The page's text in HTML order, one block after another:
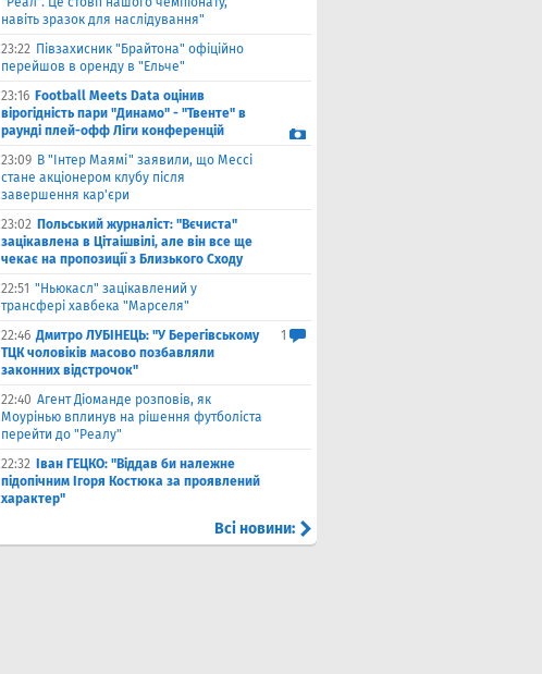
навіть зразок для наслідування"
23:22 Півзахисник "Брайтона" офіційно
перейшов в оренду в "Ельче"
23:16 Football Meets Data оцінив
вірогідність пари "Динамо" - "Твенте" в
раунді плей-офф Ліги конференцій
23:09 В "Інтер Маямі" заявили, що Мессі
стане акціонером клубу після
завершення кар'єри
23:02 Польський журналіст: "Вєчиста"
зацікавлена ​​в Цітаішвілі, але він все ще
чекає на пропозиції з Близького Сходу
22:51 "Ньюкасл" зацікавлений у
трансфері хавбека "Марселя"
22:46 Дмитро ЛУБІНЕЦЬ: "У Берегівському
ТЦК чоловіків масово позбавляли
законних відстрочок"
1
22:40 Агент Діоманде розповів, як
Моурінью вплинув на рішення футболіста
перейти до "Реалу"
22:32
Іван ГЕЦКО: "Віддав би належне
підопічним Ігоря Костюка за проявлений
характер"
Всі новини: